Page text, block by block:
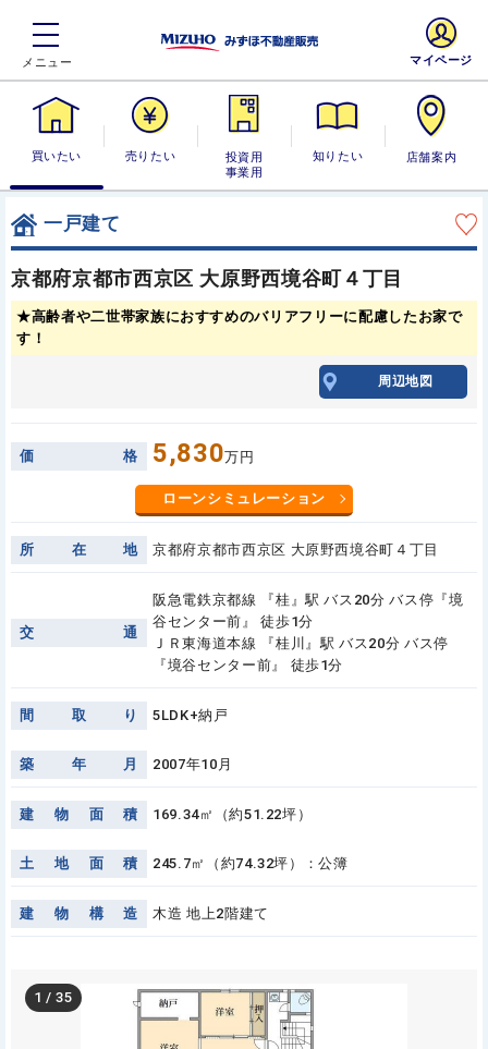
買いたい 売りたい
投資用・事業
用
知りたい 店舗案内
マイページ
一戸建て
京都府京都市西京区 大原野西境谷町４丁目
★高齢者や二世帯家族におすすめのバリアフリーに配慮したお家で
す！
周辺地図
価 格 5,830万円
ローンシミュレーション
所 在 地 京都府京都市西京区 大原野西境谷町４丁目
交 通
阪急電鉄京都線 『桂』駅 バス20分 バス停『境
谷センター前』 徒歩1分
ＪＲ東海道本線 『桂川』駅 バス20分 バス停
『境谷センター前』 徒歩1分
間 取 り 5LDK+納戸
築 年 月 2007年10月
建 物 面 積 169.34㎡（約51.22坪）
土 地 面 積 245.7㎡（約74.32坪）：公簿
建 物 構 造 木造 地上2階建て
1 /35